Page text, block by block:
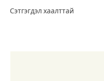
Сэтгэгдэл хаалттай